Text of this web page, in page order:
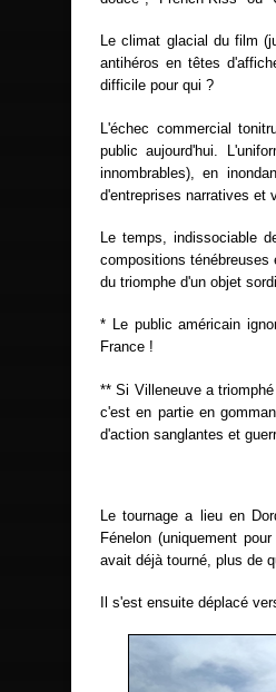
Le climat glacial du film
antihéros en têtes
difficile pour qui ?
L'échec commercial
public aujourd'hui.
innombrables), en
d'entreprises narratives et
Le temps, indissociable
compositions ténébreuses
du triomphe d'un objet
* Le public américain
France !
** Si Villeneuve a
c'est en partie en
d'action sanglantes et
Le tournage a lieu en
Fénelon (uniquement
avait déjà tourné, plus de
Il s'est ensuite déplacé